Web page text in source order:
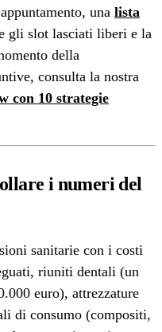
una lista
gli slot lasciati liberi e la
della
consulta la nostra
con 10 strategie
i numeri del
sanitarie con i costi
riuniti dentali (un
euro), attrezzature
di consumo (compositi,